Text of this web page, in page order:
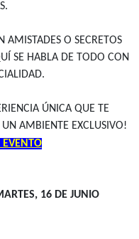
AMISTADES O SECRETOS
SE HABLA DE TODO CON
ÚNICA QUE TE
AMBIENTE EXCLUSIVO!
EVENTO
16 DE JUNIO